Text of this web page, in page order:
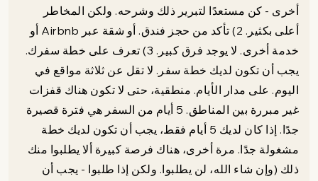
أخرى - كن مستعدًا لتبرير ذلك وشرحه. ولكن المخاطر
أعلى بكثير. 2) تأكد من حجز فندق. أو شقة عبر Airbnb أو
خدمة أخرى. لا يوجد فرق كبير. 3) تعرف على خطة سفرك.
يجب أن تكون لديك خطة سفر. لا تقل عن ثلاثة مواقع في
اليوم. على مدار الأيام. منطقية، حتى لا تكون هناك قفزات
غير مبررة بين المناطق. 5 أيام من السفر هي فترة قصيرة
جدًا. إذا كان لديك 5 أيام فقط، يجب أن تكون لديك خطة
مشغولة جدًا. مرة أخرى، هناك فرصة كبيرة ألا يطلبوا منك
ذلك (وإن شاء الله، لن يطلبوا. ولكن إذا طلبوا - يجب أن